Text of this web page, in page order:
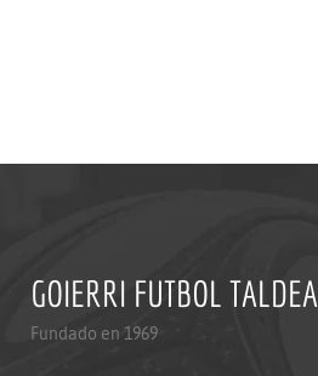
GOIERRI FUTBOL TALDEA
Fundado en 1969